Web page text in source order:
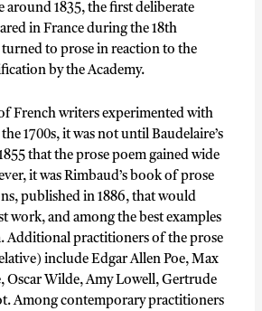
around 1835, the first deliberate
in France during the 18th
to prose in reaction to the
by the Academy.
French writers experimented with
1700s, it was not until Baudelaire’s
that the prose poem gained wide
it was Rimbaud’s book of prose
published in 1886, that would
work, and among the best examples
Additional practitioners of the prose
include Edgar Allen Poe, Max
Oscar Wilde, Amy Lowell, Gertrude
Among contemporary practitioners